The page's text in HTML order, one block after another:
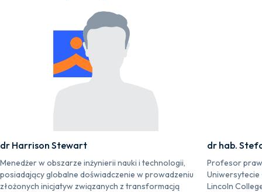
dr Harrison Stewart
Menedżer w obszarze inżynierii nauki i technologii,
posiadający globalne doświadczenie w prowadzeniu
złożonych inicjatyw związanych z transformacją
dr hab.
Profesor
Lincoln